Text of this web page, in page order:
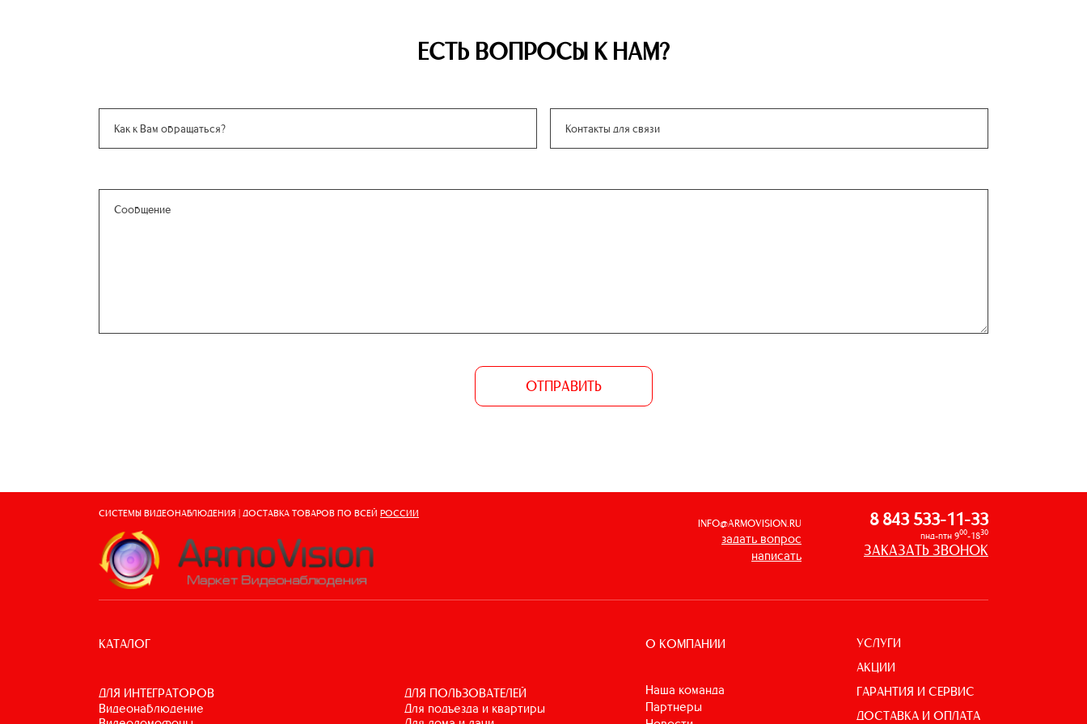
ЕСТЬ ВОПРОСЫ К НАМ?
ОТПРАВИТЬ
СИСТЕМЫ ВИДЕОНАБЛЮДЕНИЯ | ДОСТАВКА ТОВАРОВ ПО ВСЕЙ РОССИИ
INFO@ARMOVISION.RU
задать вопрос
написать
8 843 533-11-33
пнд-птн 900-1830
ЗАКАЗАТЬ ЗВОНОК
КАТАЛОГ
ДЛЯ ИНТЕГРАТОРОВ
видеонаблюдение
ДЛЯ ПОЛЬЗОВАТЕЛЕЙ
для подъезда и квартиры
О КОМПАНИИ
Наша команда
Партнеры
УСЛУГИ
АКЦИИ
ГАРАНТИЯ И СЕРВИС
ДОСТАВКА И ОПЛАТА